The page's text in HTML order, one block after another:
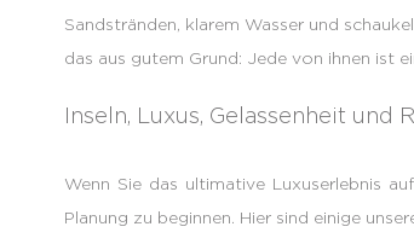
Sandstränden, klarem Wasser und
das aus gutem Grund: Jede von ihnen ist
Inseln, Luxus, Gelassenheit und
Wenn Sie das ultimative Luxuserlebnis
Planung zu beginnen. Hier sind einige